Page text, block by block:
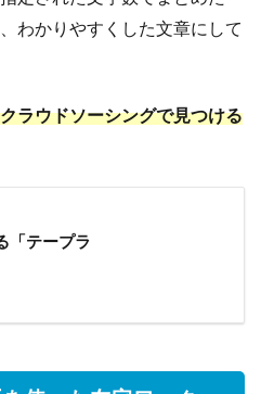
わかりやすくした文章にして
ラウドソーシングで見つける
「テープラ